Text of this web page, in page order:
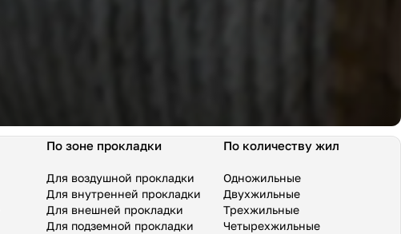
По зоне прокладки
Для воздушной прокладки
Для внутренней прокладки
Для внешней прокладки
Для подземной прокладки
По количеству жил
Одножильные
Двухжильные
Трехжильные
Четырехжильные